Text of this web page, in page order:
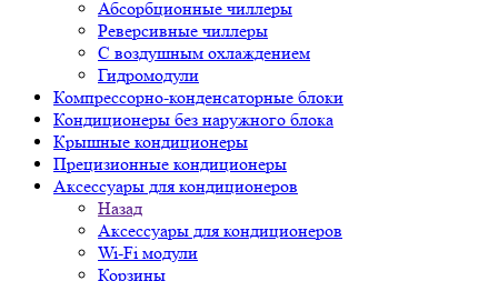
Абсорбционные чиллеры
Реверсивные чиллеры
С воздушным охлаждением
Гидромодули
Компрессорно-конденсаторные блоки
Кондиционеры без наружного блока
Крышные кондиционеры
Прецизионные кондиционеры
Аксессуары для кондиционеров
Назад
Аксессуары для кондиционеров
Wi-Fi модули
Корзины